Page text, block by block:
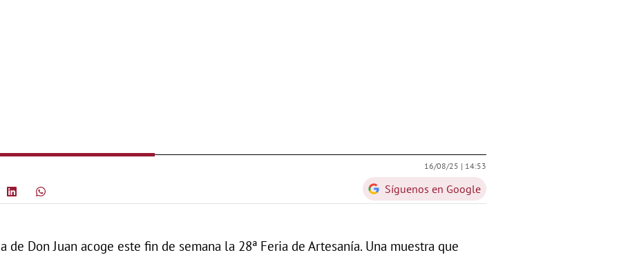
16/08/25 | 14:53
Síguenos en Google
de Don Juan acoge este fin de semana la 28ª Feria de Artesanía. Una muestra que